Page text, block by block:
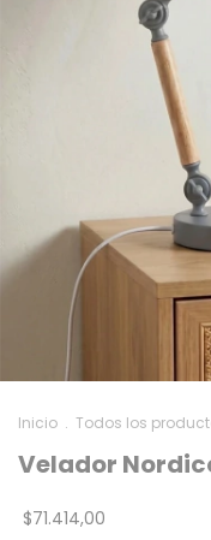
Inicio . Todos los
Velador
$71.414,00